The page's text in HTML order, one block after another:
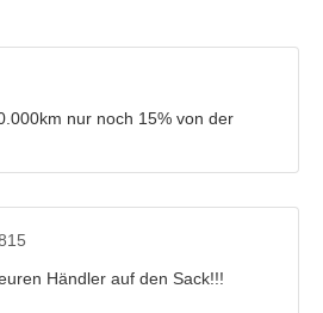
nur noch 15% von der
Händler auf den Sack!!!